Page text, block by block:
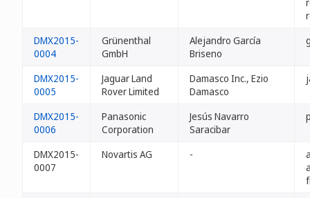
DMX2015-
0004
Grünenthal
GmbH
Alejandro García
Briseno
DMX2015-
0005
Jaguar Land
Rover Limited
Damasco Inc., Ezio
Damasco
DMX2015-
0006
Panasonic
Corporation
Jesús Navarro
Saracibar
DMX2015-
0007
Novartis AG -